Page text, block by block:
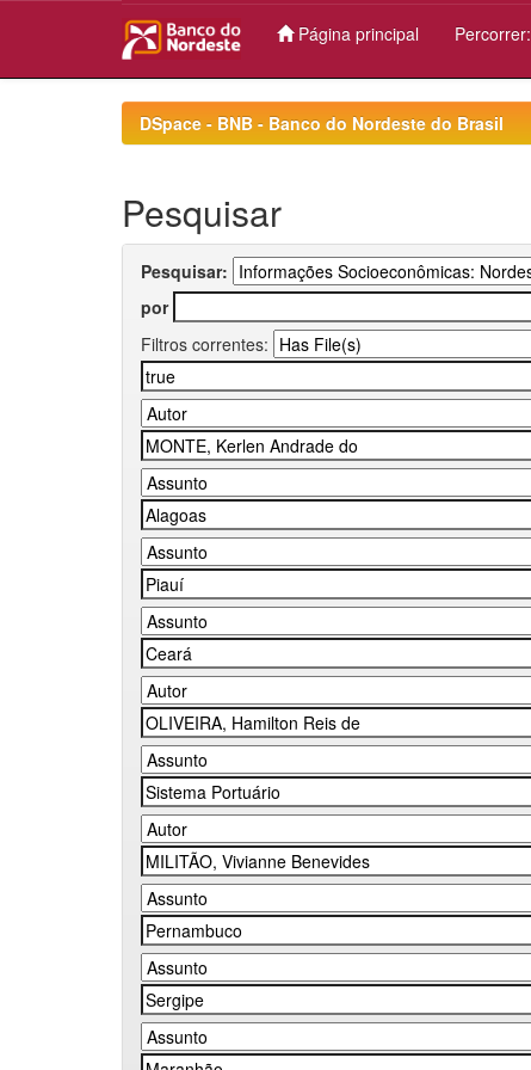
Página principal Percorrer:
DSpace - BNB - Banco do Nordeste do Brasil
Pesquisar
Pesquisar:
por
Filtros correntes: